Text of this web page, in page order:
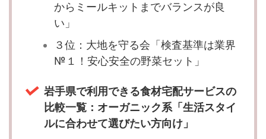
からミールキットまでバランスが良
い」
３位：大地を守る会「検査基準は業界
№１！安心安全の野菜セット」
岩手県で利用できる食材宅配サービスの
比較一覧：オーガニック系「生活スタイ
ルに合わせて選びたい方向け」